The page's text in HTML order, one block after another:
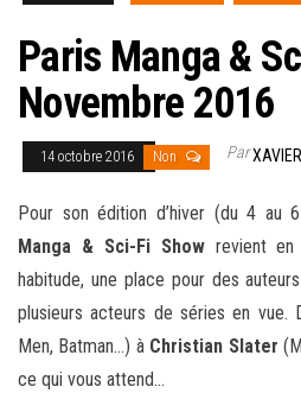
Paris Manga &
Novembre 2016
14 octobre 2016 Non Par
Pour son édition d’hiver (du 4 au
Manga & Sci-Fi Showrevient en
habitude, une place pour des
plusieurs acteurs de séries en vue.
Men, Batman…) à Christian Slater
ce qui vous attend…